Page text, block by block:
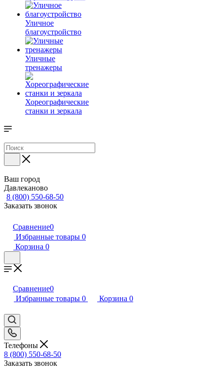
Уличное
благоустройство
Уличные
тренажеры
Хореографические
станки и зеркала
Ваш город
Давлеканово
8 (800) 550-68-50
Заказать звонок
Сравнение0
Избранные товары 0
Корзина 0
Сравнение0
Избранные товары 0 Корзина 0
Телефоны
8 (800) 550-68-50
Заказать звонок